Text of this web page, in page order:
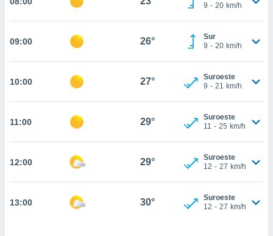
la
ya sean
en
perfil
nuestra
9 - 20 km/h
09:00 26°
Sur
9 - 20 km/h
10:00 27°
Suroeste
9 - 21 km/h
11:00 29°
Suroeste
11 - 25 km/h
12:00 29°
Suroeste
12 - 27 km/h
13:00 30°
Suroeste
12 - 27 km/h